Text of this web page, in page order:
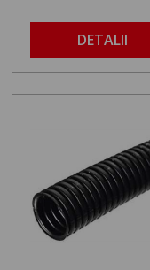
DETALII